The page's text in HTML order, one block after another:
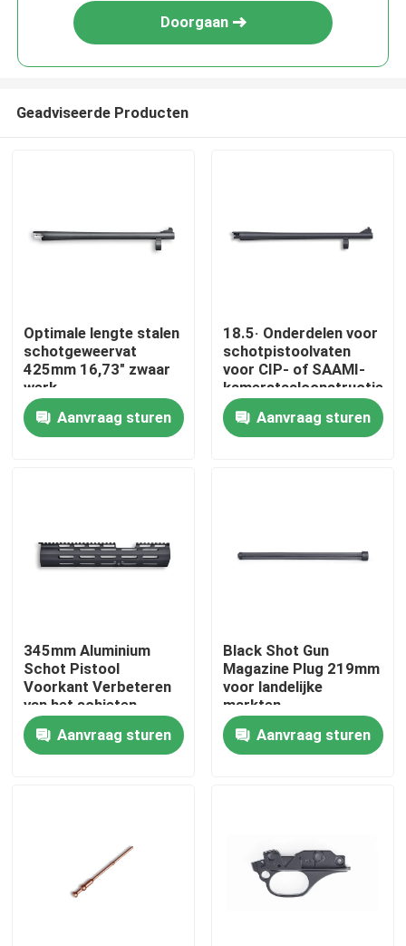
Thuis
Kwaliteitscontrole
Neem contact met ons op
De Jachtgeweren van de pompactie
Doorgaan
Geadviseerde Producten
Optimale lengte stalen
schotgeweervat
425mm 16,73" zwaar
werk
Aanvraag sturen
18.5· Onderdelen voor
schotpistoolvaten
voor CIP- of SAAMI-
kamerstaalconstructies
Aanvraag sturen
345mm Aluminium
Schot Pistool
Voorkant Verbeteren
van het schieten
ervaring lichtgewicht
Aanvraag sturen
Black Shot Gun
Magazine Plug 219mm
voor landelijke
markten
Aanvraag sturen